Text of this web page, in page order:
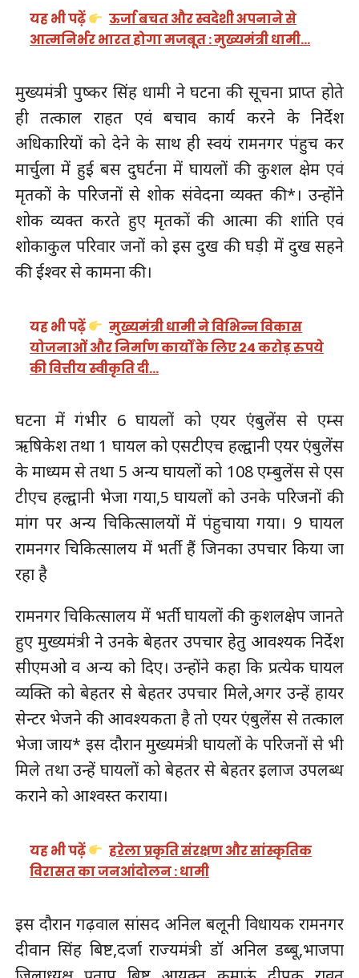
यह भी पढ़ें
ऊर्जा बचत और स्वदेशी अपनाने से
आत्मनिर्भर भारत होगा मजबूत : मुख्यमंत्री धामी…
मुख्यमंत्री पुष्कर सिंह धामी ने घटना की सूचना प्राप्त होते
ही तत्काल राहत एवं बचाव कार्य करने के निर्देश
अधिकारियों को देने के साथ ही स्वयं रामनगर पंहुच कर
मार्चुला में हुई बस दुघर्टना में घायलों की कुशल क्षेम एवं
मृतकों के परिजनों से शोक संवेदना व्यक्त की*। उन्होंने
शोक व्यक्त करते हुए मृतकों की आत्मा की शांति एवं
शोकाकुल परिवार जनों को इस दुख की घड़ी में दुख सहने
की ईश्वर से कामना की।
यह भी पढ़ें
मुख्यमंत्री धामी ने विभिन्न विकास
योजनाओं और निर्माण कार्यों के लिए 24 करोड़ रुपये
की वित्तीय स्वीकृति दी…
घटना में गंभीर 6 घायलों को एयर एंबुलेंस से एम्स
ऋषिकेश तथा 1 घायल को एसटीएच हल्द्वानी एयर एंबुलेंस
के माध्यम से तथा 5 अन्य घायलों को 108 एम्बुलेंस से एस
टीएच हल्द्वानी भेजा गया,5 घायलों को उनके परिजनों की
मांग पर अन्य चिकित्सालयों में पंहुचाया गया। 9 घायल
रामनगर चिकित्सालय में भर्ती हैं जिनका उपचार किया जा
रहा है
रामनगर चिकित्सालय में भर्ती घायलों की कुशलक्षेप जानते
हुए मुख्यमंत्री ने उनके बेहतर उपचार हेतु आवश्यक निर्देश
सीएमओ व अन्य को दिए। उन्होंने कहा कि प्रत्येक घायल
व्यक्ति को बेहतर से बेहतर उपचार मिले,अगर उन्हें हायर
सेन्टर भेजने की आवश्यकता है तो एयर एंबुलेंस से तत्काल
भेजा जाय* इस दौरान मुख्यमंत्री घायलों के परिजनों से भी
मिले तथा उन्हें घायलों को बेहतर से बेहतर इलाज उपलब्ध
कराने को आश्वस्त कराया।
यह भी पढ़ें
हरेला प्रकृति संरक्षण और सांस्कृतिक
विरासत का जनआंदोलन : धामी
इस दौरान गढ़वाल सांसद अनिल बलूनी विधायक रामनगर
दीवान सिंह बिष्ट,दर्जा राज्यमंत्री डॉ अनिल डब्बू,भाजपा